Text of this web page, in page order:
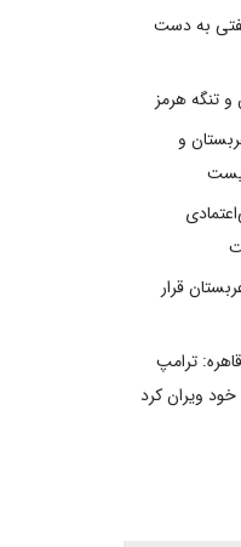
نفتی به دست
تنگه هرمز
و
قرار
ترامپ
ویران کرد